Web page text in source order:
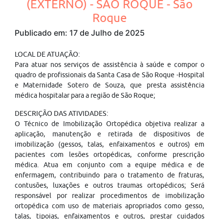
(EXTERNO) - SÃO ROQUE - São
Roque
Publicado em: 17 de Julho de 2025
LOCAL DE ATUAÇÃO:
Para atuar nos serviços de assistência à saúde e compor o
quadro de profissionais da Santa Casa de São Roque -Hospital
e Maternidade Sotero de Souza, que presta assistência
médica hospitalar para a região de São Roque;
DESCRIÇÃO DAS ATIVIDADES:
O Técnico de Imobilização Ortopédica objetiva realizar a
aplicação, manutenção e retirada de dispositivos de
imobilização (gessos, talas, enfaixamentos e outros) em
pacientes com lesões ortopédicas, conforme prescrição
médica. Atua em conjunto com a equipe médica e de
enfermagem, contribuindo para o tratamento de fraturas,
contusões, luxações e outros traumas ortopédicos; Será
responsável por realizar procedimentos de imobilização
ortopédica com uso de materiais apropriados como gesso,
talas, tipoias, enfaixamentos e outros, prestar cuidados